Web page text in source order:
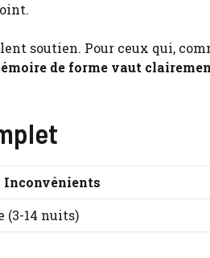
soutien. Pour ceux qui,
de forme vaut
Inconvénients
(3-14 nuits)